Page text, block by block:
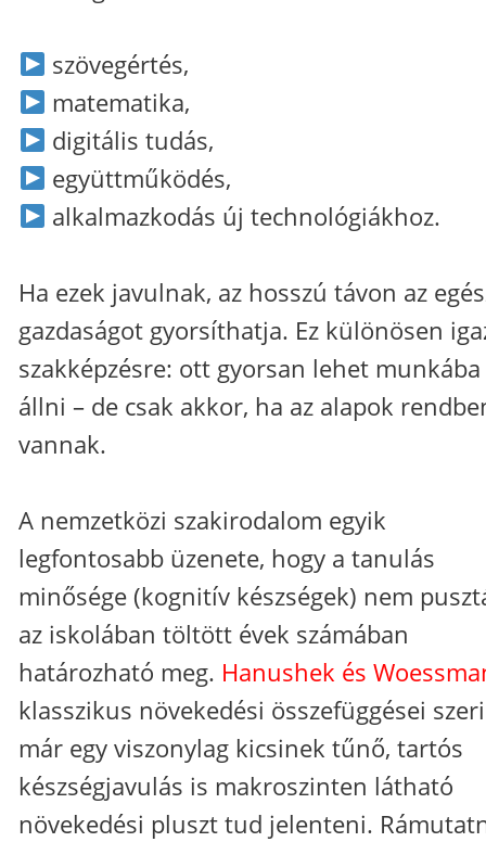
szövegértés,
matematika,
digitális tudás,
együttműködés,
alkalmazkodás új technológiákhoz.
Ha ezek javulnak, az hosszú távon az
gazdaságot gyorsíthatja. Ez különösen
szakképzésre: ott gyorsan lehet munkába
állni – de csak akkor, ha az alapok
vannak.
A nemzetközi szakirodalom egyik
legfontosabb üzenete, hogy a tanulás
minősége (kognitív készségek) nem
az iskolában töltött évek számában
határozható meg. Hanushek és
klasszikus növekedési összefüggései
már egy viszonylag kicsinek tűnő, tartós
készségjavulás is makroszinten látható
növekedési pluszt tud jelenteni.